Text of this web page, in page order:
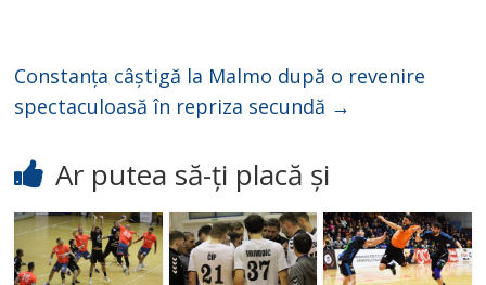
Constanța câștigă la Malmo după o revenire
spectaculoasă în repriza secundă →
Ar putea să-ți placă și